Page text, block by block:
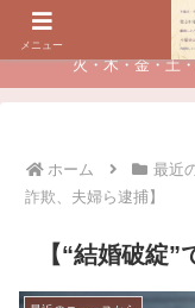
夫に不倫されたつらい経
火・木・金・土
ホーム 最近
詐欺、夫婦ら逮捕】
【“結婚破綻
メニュー